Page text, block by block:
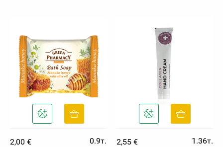
2,00 €
0.9т.
2,55 €
1.36т.